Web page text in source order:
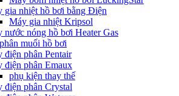
gia nhiệt hồ bơi bằng Điện
Máy gia nhiệt Kripsol
nước nóng hồ bơi Heater Gas
muối hồ bơi
điện phân Pentair
điện phân Emaux
phụ kiện thay thế
điện phân Crystal